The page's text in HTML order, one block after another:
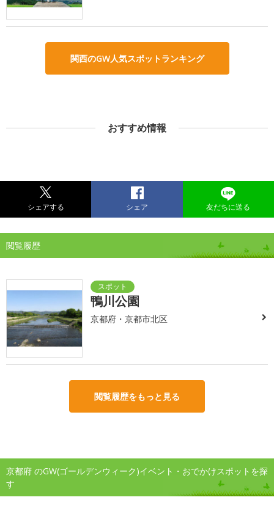
関西のGW人気スポットランキング
おすすめ情報
シェアする シェア 友だちに送る
閲覧履歴
鴨川公園
京都府・京都市北区
閲覧履歴をもっと見る
京都府 のGW(ゴールデンウィーク)イベント・おでかけスポットを探
す